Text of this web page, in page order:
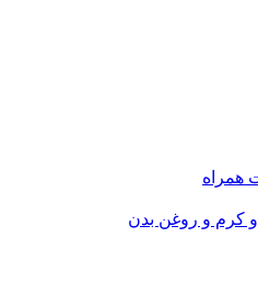
همراه
و کرم و روغن بدن